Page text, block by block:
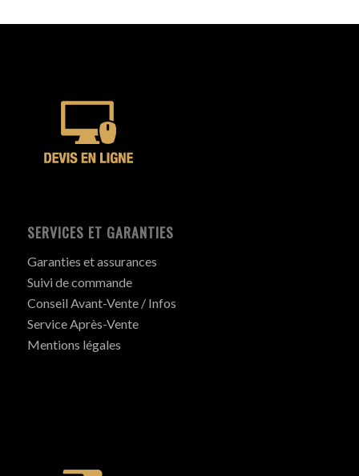
SERVICES ET GARANTIES
Garanties et assurances
Suivi de commande
Conseil Avant-Vente / Infos
Service Après-Vente
Mentions légales